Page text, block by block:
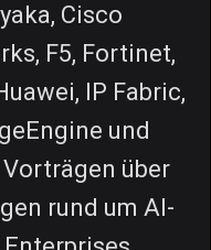
Cisco
F5, Fortinet,
IP Fabric,
und
über
rund um AI-